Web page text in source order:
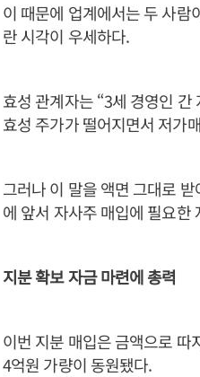
이 때문에 업계에서는 두 사람
란 시각이 우세하다.
효성 관계자는 “3세 경영인
효성 주가가 떨어지면서 저가
그러나 이 말을 액면 그대로
에 앞서 자사주 매입에 필요한
지분 확보 자금 마련에 총력
이번 지분 매입은 금액으로 따
4억원 가량이 동원됐다.